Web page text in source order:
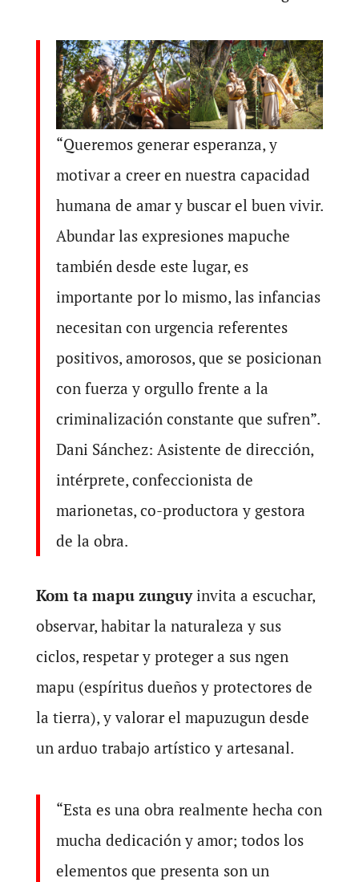
“Queremos generar esperanza, y
motivar a creer en nuestra capacidad
humana de amar y buscar el buen vivir.
Abundar las expresiones mapuche
también desde este lugar, es
importante por lo mismo, las infancias
necesitan con urgencia referentes
positivos, amorosos, que se posicionan
con fuerza y orgullo frente a la
criminalización constante que sufren”.
Dani Sánchez: Asistente de dirección,
intérprete, confeccionista de
marionetas, co-productora y gestora
de la obra.
Kom ta mapu zunguyinvita a escuchar,
observar, habitar la naturaleza y sus
ciclos, respetar y proteger a sus ngen
mapu (espíritus dueños y protectores de
la tierra), y valorar el mapuzugun desde
un arduo trabajo artístico y artesanal.
“Esta es una obra realmente hecha con
mucha dedicación y amor; todos los
elementos que presenta son un